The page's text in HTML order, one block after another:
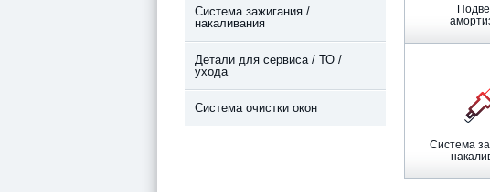
Система зажигания /
накаливания
Детали для сервиса / ТО /
ухода
Система очистки окон
Подвеска /
Система зажигания /